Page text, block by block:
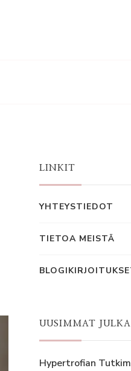
LINKIT
YHTEYSTIEDOT
TIETOA MEISTÄ
UUSIMMAT
Hypertrofian